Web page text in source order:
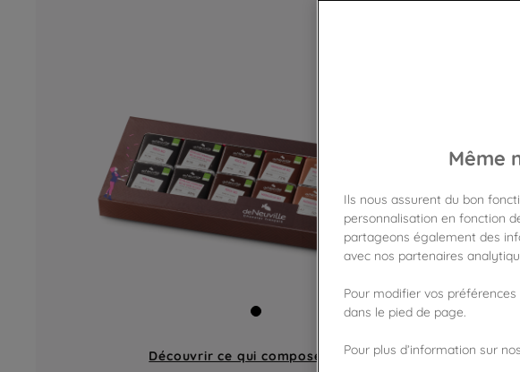
Découvrir ce qui compose un coffret
Même
Ils nous assurent du bon
personnalisation en fonction
partageons également des
avec nos partenaires
Pour modifier vos
dans le pied de page.
Pour plus d’information sur